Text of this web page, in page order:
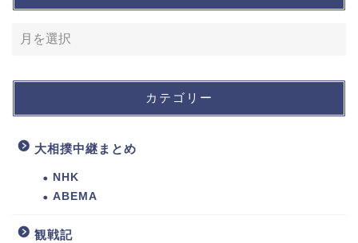
カテゴリー
大相撲中継まとめ
NHK
ABEMA
観戦記